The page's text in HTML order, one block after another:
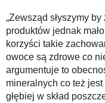
„Zewsząd słyszymy
produktów jednak
korzyści takie
owoce są zdrowe co
argumentuje to
mineralnych co też
głębiej w skład